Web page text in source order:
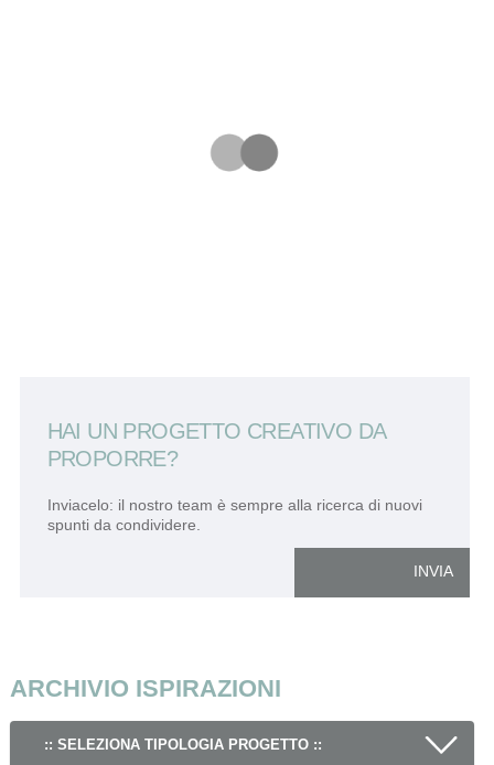
HAI UN PROGETTO CREATIVO DA
PROPORRE?
Inviacelo: il nostro team è sempre alla ricerca di nuovi
spunti da condividere.
INVIA
ARCHIVIO ISPIRAZIONI
:: SELEZIONA TIPOLOGIA PROGETTO ::